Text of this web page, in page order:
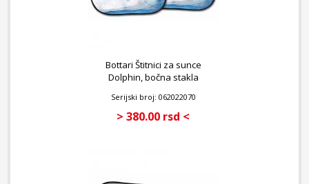
Bottari Štitnici za sunce
Dolphin, bočna stakla
Serijski broj: 062022070
> 380.00 rsd <